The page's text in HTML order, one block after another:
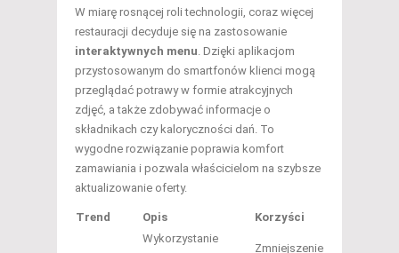
W miarę rosnącej roli technologii, coraz więcej
restauracji decyduje się na zastosowanie
interaktywnych menu. Dzięki aplikacjom
przystosowanym do smartfonów klienci mogą
przeglądać potrawy w formie atrakcyjnych
zdjęć, a także zdobywać informacje o
składnikach czy kaloryczności dań. To
wygodne rozwiązanie poprawia komfort
zamawiania i pozwala właścicielom na szybsze
aktualizowanie oferty.
Trend Opis
Korzyści
Wykorzystanie
Zmniejszenie